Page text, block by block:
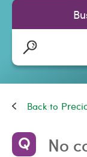
No